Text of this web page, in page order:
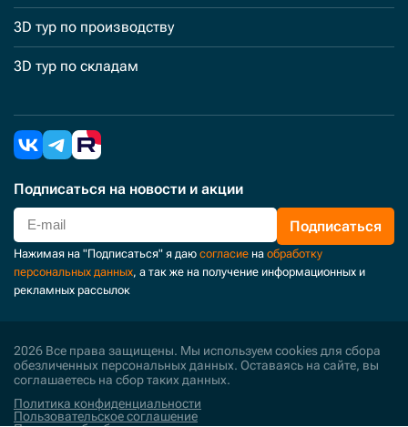
3D тур по производству
3D тур по складам
Подписаться на новости и акции
Подписаться
Нажимая на "Подписаться" я даю согласие на обработку
персональных данных, а так же на получение информационных и
рекламных рассылок
2026 Все права защищены. Мы используем cookies для сбора
обезличенных персональных данных. Оставаясь на сайте, вы
соглашаетесь на сбор таких данных.
Политика конфиденциальности
Пользовательское соглашение